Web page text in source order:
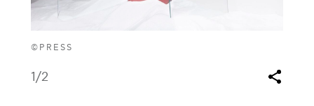
©PRESS
1/2